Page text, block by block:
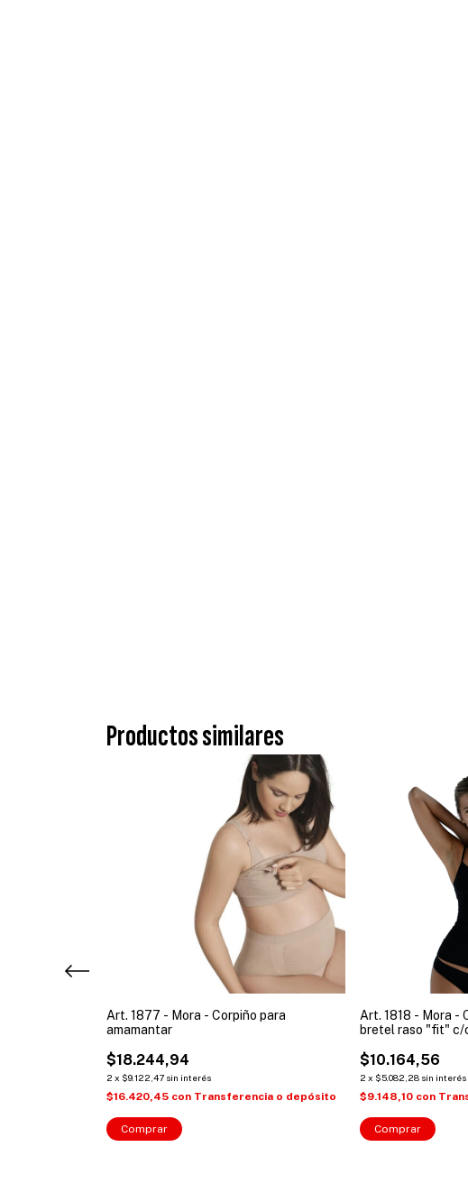
Productos similares
Art. 1877 - Mora - Corpiño para
amamantar
$18.244,94
2 x $9.122,47 sin interés
$16.420,45 con Transferencia o depósito
Comprar
Art. 1818 - Mora -
bretel raso "fit" c/
$10.164,56
2 x $5.082,28 sin interés
$9.148,10 con
Comprar